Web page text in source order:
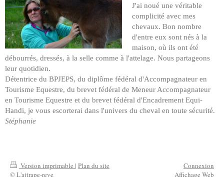
J'ai noué une véritable
complicité avec mes
chevaux. Bon nombre
d'entre eux sont nés à la
maison, où ils ont été
débourrés, dressés, à la selle comme à l'attelage. Nous partageons
leur quotidien.
Détentrice du BPJEPS, du diplôme fédéral d'Accompagnateur en
Tourisme Equestre, du brevet fédéral de Meneur Accompagnateur
en Tourisme Equestre et du brevet fédéral d'Encadrement Equi-
Handi, je vous escorterai dans l'univers du cheval en toute sécurité.
Stéphanie
Version imprimable | Plan du site
© L'attrape-reve
Connexion
Affichage Web